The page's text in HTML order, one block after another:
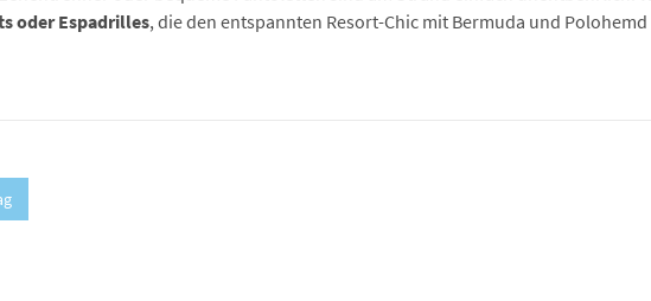
oder Espadrilles, die den entspannten Resort-Chic mit Bermuda und